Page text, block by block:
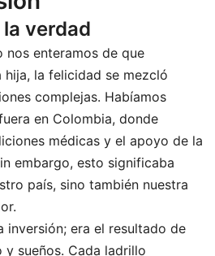
verdad
nos enteramos de que
hija, la felicidad se mezcló
complejas. Habíamos
en Colombia, donde
médicas y el apoyo de la
embargo, esto significaba
país, sino también nuestra
inversión; era el resultado de
sueños. Cada ladrillo